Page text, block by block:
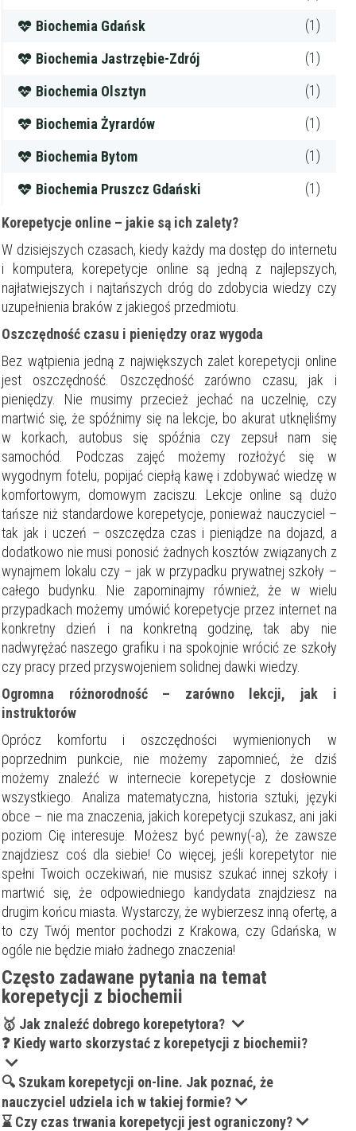
Biochemia Gdańsk (1)
Biochemia Jastrzębie-Zdrój (1)
Biochemia Olsztyn (1)
Biochemia Żyrardów (1)
Biochemia Bytom (1)
Biochemia Pruszcz Gdański (1)
Korepetycje online – jakie są ich zalety?
W dzisiejszych czasach, kiedy każdy ma dostęp do internetu
i komputera, korepetycje online są jedną z najlepszych,
najłatwiejszych i najtańszych dróg do zdobycia wiedzy czy
uzupełnienia braków z jakiegoś przedmiotu.
Oszczędność czasu i pieniędzy oraz wygoda
Bez wątpienia jedną z największych zalet korepetycji online
jest oszczędność. Oszczędność zarówno czasu, jak i
pieniędzy. Nie musimy przecież jechać na uczelnię, czy
martwić się, że spóźnimy się na lekcje, bo akurat utknęliśmy
w korkach, autobus się spóźnia czy zepsuł nam się
samochód. Podczas zajęć możemy rozłożyć się w
wygodnym fotelu, popijać ciepłą kawę i zdobywać wiedzę w
komfortowym, domowym zaciszu. Lekcje online są dużo
tańsze niż standardowe korepetycje, ponieważ nauczyciel –
tak jak i uczeń – oszczędza czas i pieniądze na dojazd, a
dodatkowo nie musi ponosić żadnych kosztów związanych z
wynajmem lokalu czy – jak w przypadku prywatnej szkoły –
całego budynku. Nie zapominajmy również, że w wielu
przypadkach możemy umówić korepetycje przez internet na
konkretny dzień i na konkretną godzinę, tak aby nie
nadwyrężać naszego grafiku i na spokojnie wrócić ze szkoły
czy pracy przed przyswojeniem solidnej dawki wiedzy.
Ogromna różnorodność – zarówno lekcji, jak i
instruktorów
Oprócz komfortu i oszczędności wymienionych w
poprzednim punkcie, nie możemy zapomnieć, że dziś
możemy znaleźć w internecie korepetycje z dosłownie
wszystkiego. Analiza matematyczna, historia sztuki, języki
obce – nie ma znaczenia, jakich korepetycji szukasz, ani jaki
poziom Cię interesuje. Możesz być pewny(-a), że zawsze
znajdziesz coś dla siebie! Co więcej, jeśli korepetytor nie
spełni Twoich oczekiwań, nie musisz szukać innej szkoły i
martwić się, że odpowiedniego kandydata znajdziesz na
drugim końcu miasta. Wystarczy, że wybierzesz inną ofertę, a
to czy Twój mentor pochodzi z Krakowa, czy Gdańska, w
ogóle nie będzie miało żadnego znaczenia!
Często zadawane pytania na temat
korepetycji z biochemii
🥇 Jak znaleźć dobrego korepetytora?
❓ Kiedy warto skorzystać z korepetycji z biochemii?
🔍 Szukam korepetycji on-line. Jak poznać, że
nauczyciel udziela ich w takiej formie?
⌛ Czy czas trwania korepetycji jest ograniczony?